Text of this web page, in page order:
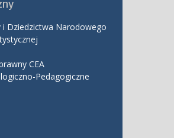
Dziedzictwa Narodowego
CEA
Pedagogiczne